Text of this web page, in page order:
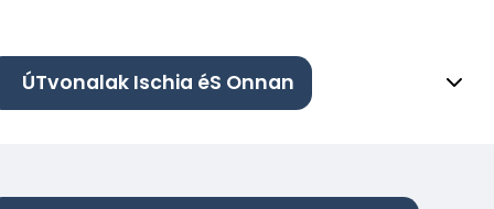
ÚTvonalak Ischia éS Onnan